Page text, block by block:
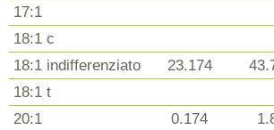
17:1
18:1 c
18:1 indifferenziato
23.174
18:1 t
20:1
0.174